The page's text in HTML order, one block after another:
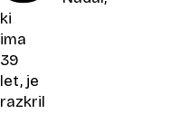
ki
ima
39
let, je
razkril